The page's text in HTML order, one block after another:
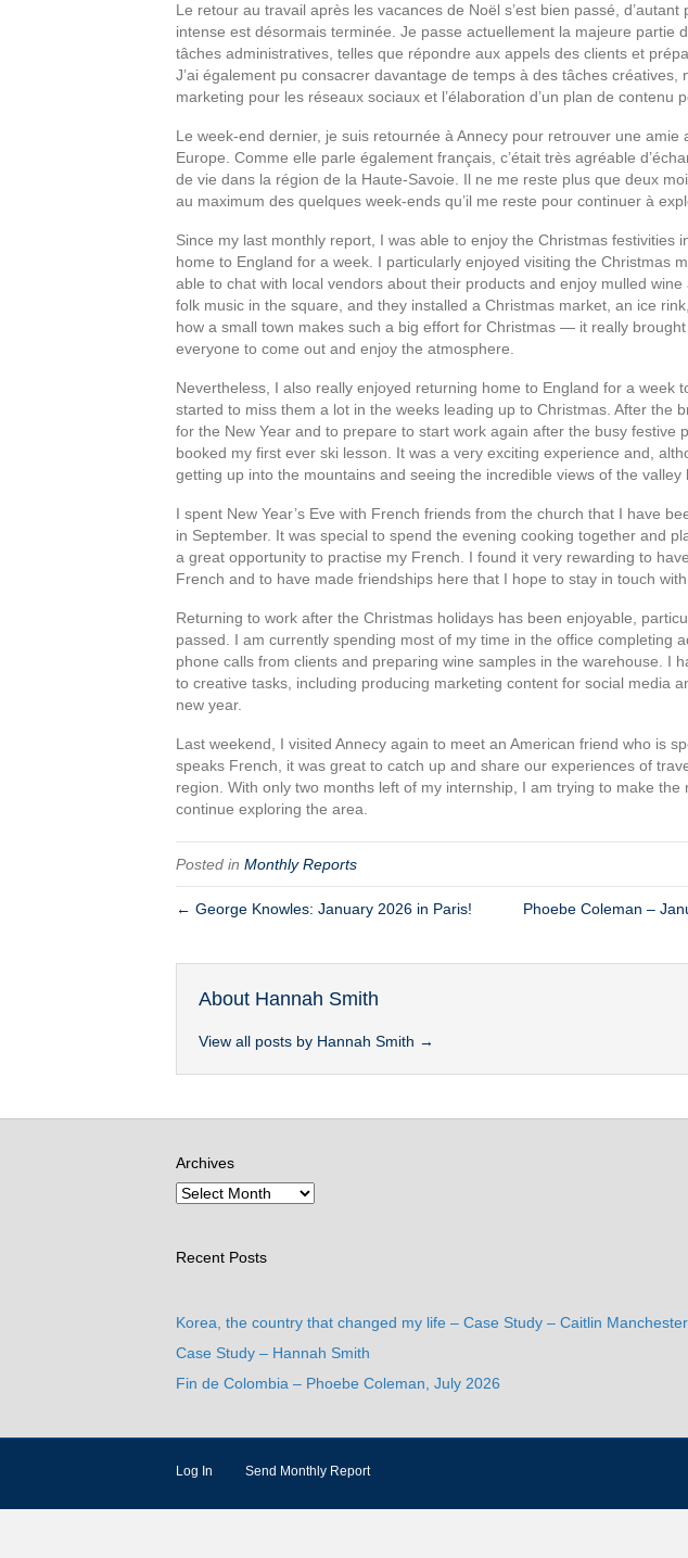
Le retour au travail après les vacances de Noël s’est bien passé,
intense est désormais terminée. Je passe actuellement la majeure partie
tâches administratives, telles que répondre aux appels des clients et
J’ai également pu consacrer davantage de temps à des tâches créatives,
marketing pour les réseaux sociaux et l’élaboration d’un plan de contenu
Le week-end dernier, je suis retournée à Annecy pour retrouver une
Europe. Comme elle parle également français, c’était très agréable
de vie dans la région de la Haute-Savoie. Il ne me reste plus que deux
au maximum des quelques week-ends qu’il me reste pour continuer à
Since my last monthly report, I was able to enjoy the Christmas festivities
home to England for a week. I particularly enjoyed visiting the Christmas
able to chat with local vendors about their products and enjoy mulled
folk music in the square, and they installed a Christmas market, an ice
how a small town makes such a big effort for Christmas — it really
everyone to come out and enjoy the atmosphere.
Nevertheless, I also really enjoyed returning home to England for a week
started to miss them a lot in the weeks leading up to Christmas. After the
for the New Year and to prepare to start work again after the busy festive
booked my first ever ski lesson. It was a very exciting experience and,
getting up into the mountains and seeing the incredible views of the valley
I spent New Year’s Eve with French friends from the church that I have
in September. It was special to spend the evening cooking together and
a great opportunity to practise my French. I found it very rewarding to
French and to have made friendships here that I hope to stay in touch
Returning to work after the Christmas holidays has been enjoyable,
passed. I am currently spending most of my time in the office completing
phone calls from clients and preparing wine samples in the warehouse. I
to creative tasks, including producing marketing content for social media
new year.
Last weekend, I visited Annecy again to meet an American friend who is
speaks French, it was great to catch up and share our experiences of
region. With only two months left of my internship, I am trying to make
continue exploring the area.
Posted in Monthly Reports
← George Knowles: January 2026 in Paris! Phoebe Coleman –
About Hannah Smith
View all posts by Hannah Smith →
Archives
Recent Posts
Korea, the country that changed my life – Case Study – Caitlin Manchester
Case Study – Hannah Smith
Fin de Colombia – Phoebe Coleman, July 2026
Log In Send Monthly Report